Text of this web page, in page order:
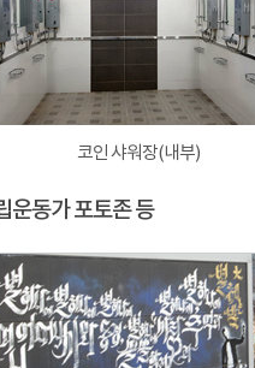
코인 샤워장(내부)
운동가 포토존 등